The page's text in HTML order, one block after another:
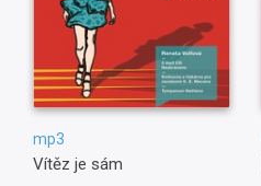
mp3
Vítěz je sám